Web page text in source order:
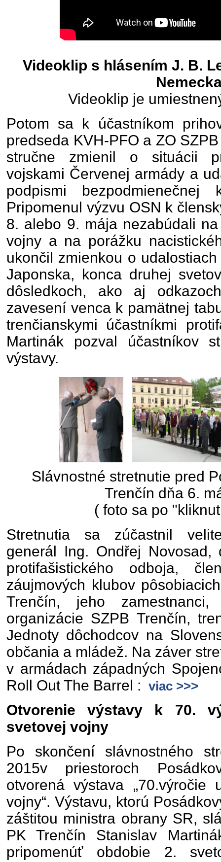
Videoklip s hlásením J. B.
Videoklip je
Potom sa k účastníkom
predseda KVH-PFO a ZO
stručne zmienil o situácii
vojskami Červenej armády a
podpismi bezpodmienečnej
Pripomenul výzvu OSN k
8. alebo 9. mája nezabúdali
vojny a na porážku
ukončil zmienkou o
Japonska, konca druhej
dôsledkoch, ako aj
zavesení venca k pamätnej
trenčianskymi účastníkmi
Martinák pozval účastníkov
výstavy.
Slávnostné stretnutie pred
Trenčín dňa 6.
( foto sa po
Stretnutia sa zúčastnil
generál Ing. Ondřej Novosad,
protifašistického odboja,
záujmových klubov
Trenčín, jeho zamestnanci,
organizácie SZPB Trenčín,
Jednoty dôchodcov na
občania a mládež. Na záver
v armádach západných
Roll Out The Barrel :
viac >>>
Otvorenie výstavy k 70.
svetovej vojny
Po skončení slávnostného
2015v priestoroch
otvorená výstava „70.výročie
vojny“. Výstavu, ktorú
záštitou ministra obrany SR,
PK Trenčín Stanislav
pripomenúť obdobie 2.